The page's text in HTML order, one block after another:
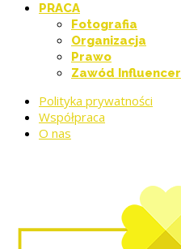
PRACA
Fotografia
Organizacja
Prawo
Zawód Influencer
Polityka prywatności
Współpraca
O nas